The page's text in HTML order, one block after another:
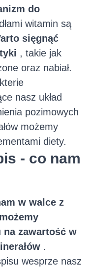
do
witamin są
sięgnąć
, takie jak
oraz nabiał.
nasz układ
pozimowych
możemy
diety.
- co nam
w walce z
na zawartość w
.
wesprze nasz